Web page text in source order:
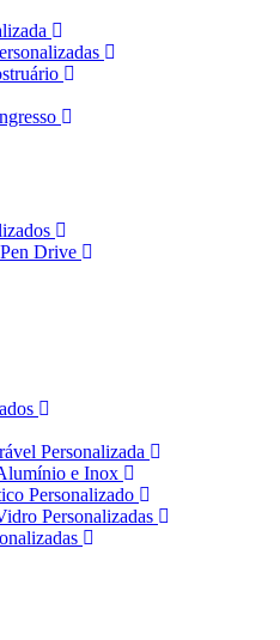
Drive
Personalizada
e Inox
Personalizado
Personalizadas